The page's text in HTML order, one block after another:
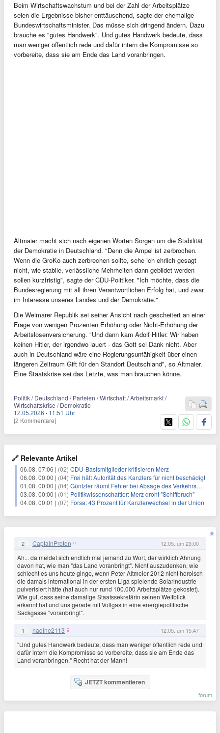
Beim Wirtschaftswachstum und bei der Zahl der Arbeitsplätze
seien die Ergebnisse bisher enttäuschend, sagte der ehemalige
Bundeswirtschaftsminister. Das müsse sich dringend ändern. Dazu
brauche es "gutes Handwerk". Und gutes Handwerk bedeute, dass
man weniger öffentlich rede und dafür intern die Kompromisse so
vorbereite, dass sie am Ende das Land voranbringen.
Altmaier macht sich nach eigenen Worten Sorgen um die Stabilität
der Demokratie in Deutschland. "Denn die Ampel ist zerbrochen.
Wenn die GroKo auch zerbrechen sollte, sehe ich ehrlich gesagt
nicht, wie stabile, verlässliche Mehrheiten dann gebildet werden
sollen kurzfristig", sagte der CDU-Politiker. "Ich möchte, dass die
Bundesregierung mit all ihren Verantwortlichen Erfolg hat, und zwar
im Interesse unseres Landes und der Demokratie."
Die Weimarer Republik sei seiner Ansicht nach gescheitert an einer
Frage von wenigen Prozenten Erhöhung oder Nicht-Erhöhung der
Arbeitslosenversicherung. "Und dann kam Adolf Hitler. Wir haben
keinen Hitler, der irgendwo lauert - das Gott sei Dank nicht. Aber
auch in Deutschland wäre eine Regierungsunfähigkeit über einen
längeren Zeitraum Gift für den Standort Deutschland", so Altmaier.
Eine Staatskrise sei das Letzte, was man brauchen könne.
Politik / Deutschland / Parteien / Wirtschaft / Arbeitsmarkt /
Wirtschaftskrise / Demokratie
12.05.2026 · 11:51 Uhr
[2 Kommentare]
🔗 Relevante Artikel
06.08. 07:06 | (02) CDU-Basismitglieder kritisieren Merz
06.08. 00:00 | (04) Frei hält Autorität des Kanzlers für nicht beschädigt
01.08. 00:00 | (04) Güntzler räumt Fehler bei Absage des Verkehrsministerpostens ein
03.08. 00:00 | (01) Politikwissenschaftler: Merz droht "Schiffbruch"
04.08. 00:01 | (07) Forsa: 43 Prozent für Kanzlerwechsel in der Union
2 CaptainProton 12.05. um 23:00
Ah... da meldet sich endlich mal jemand zu Wort, der wirklich Ahnung
davon hat, wie man "das Land voranbringt". Nicht auszudenken, wie
schlecht es uns heute ginge, wenn Peter Altmeier 2012 nicht heroisch
die damals international in der ersten Liga spielende Solarindustrie
pulverisiert hätte (hat auch nur rund 100.000 Arbeitsplätze gekostet).
Wie gut, dass seine damalige Staatssekretärin seinen Weitblick
erkannt hat und uns gerade mit Vollgas in eine energiepolitische
Sackgasse "voranbringt".
1 nadine2113 12.05. um 15:47
"Und gutes Handwerk bedeute, dass man weniger öffentlich rede und
dafür intern die Kompromisse so vorbereite, dass sie am Ende das
Land voranbringen." Recht hat der Mann!
JETZT kommentieren
forum